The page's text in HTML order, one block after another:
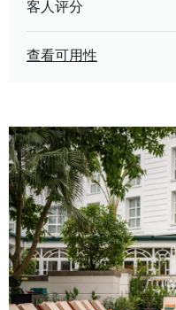
客人评分
查看可用性